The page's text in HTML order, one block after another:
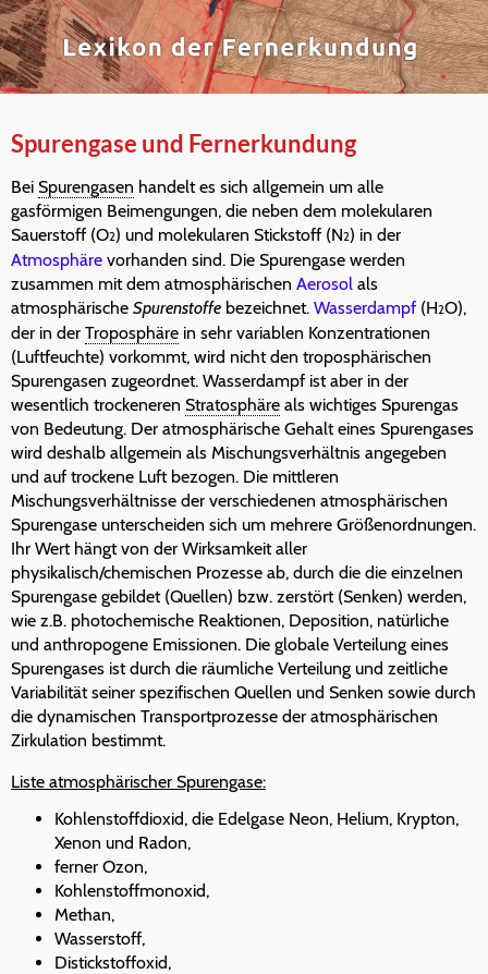
Spurengase und Fernerkundung
Bei Spurengasen handelt es sich allgemein um alle
gasförmigen Beimengungen, die neben dem molekularen
Sauerstoff (O2) und molekularen Stickstoff (N2) in der
Atmosphäre vorhanden sind. Die Spurengase werden
zusammen mit dem atmosphärischen Aerosol als
atmosphärische Spurenstoffe bezeichnet. Wasserdampf (H2O),
der in der Troposphäre in sehr variablen Konzentrationen
(Luftfeuchte) vorkommt, wird nicht den troposphärischen
Spurengasen zugeordnet. Wasserdampf ist aber in der
wesentlich trockeneren Stratosphäre als wichtiges Spurengas
von Bedeutung. Der atmosphärische Gehalt eines Spurengases
wird deshalb allgemein als Mischungsverhältnis angegeben
und auf trockene Luft bezogen. Die mittleren
Mischungsverhältnisse der verschiedenen atmosphärischen
Spurengase unterscheiden sich um mehrere Größenordnungen.
Ihr Wert hängt von der Wirksamkeit aller
physikalisch/chemischen Prozesse ab, durch die die einzelnen
Spurengase gebildet (Quellen) bzw. zerstört (Senken) werden,
wie z.B. photochemische Reaktionen, Deposition, natürliche
und anthropogene Emissionen. Die globale Verteilung eines
Spurengases ist durch die räumliche Verteilung und zeitliche
Variabilität seiner spezifischen Quellen und Senken sowie durch
die dynamischen Transportprozesse der atmosphärischen
Zirkulation bestimmt.
Liste atmosphärischer Spurengase:
Kohlenstoffdioxid, die Edelgase Neon, Helium, Krypton,
Xenon und Radon,
ferner Ozon,
Kohlenstoffmonoxid,
Methan,
Wasserstoff,
Distickstoffoxid,